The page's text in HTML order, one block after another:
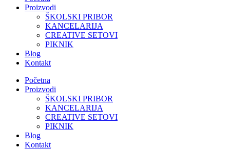
Proizvodi
ŠKOLSKI PRIBOR
KANCELARIJA
CREATIVE SETOVI
PIKNIK
Blog
Kontakt
Početna
Proizvodi
ŠKOLSKI PRIBOR
KANCELARIJA
CREATIVE SETOVI
PIKNIK
Blog
Kontakt